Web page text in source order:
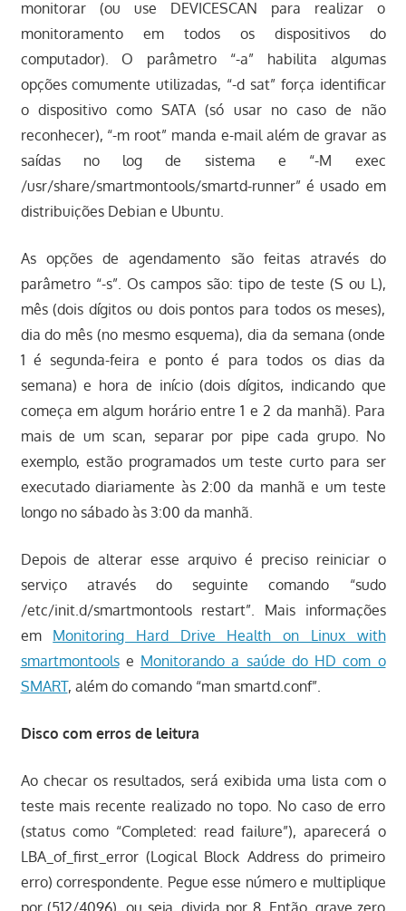
monitorar (ou use DEVICESCAN para realizar o
monitoramento em todos os dispositivos do
computador). O parâmetro “-a” habilita algumas
opções comumente utilizadas, “-d sat” força identificar
o dispositivo como SATA (só usar no caso de não
reconhecer), “-m root” manda e-mail além de gravar as
saídas no log de sistema e “-M exec
/usr/share/smartmontools/smartd-runner” é usado em
distribuições Debian e Ubuntu.
As opções de agendamento são feitas através do
parâmetro “-s”. Os campos são: tipo de teste (S ou L),
mês (dois dígitos ou dois pontos para todos os meses),
dia do mês (no mesmo esquema), dia da semana (onde
1 é segunda-feira e ponto é para todos os dias da
semana) e hora de início (dois dígitos, indicando que
começa em algum horário entre 1 e 2 da manhã). Para
mais de um scan, separar por pipe cada grupo. No
exemplo, estão programados um teste curto para ser
executado diariamente às 2:00 da manhã e um teste
longo no sábado às 3:00 da manhã.
Depois de alterar esse arquivo é preciso reiniciar o
serviço através do seguinte comando “sudo
/etc/init.d/smartmontools restart”. Mais informações
em Monitoring Hard Drive Health on Linux with
smartmontoolse Monitorando a saúde do HD com o
SMART, além do comando “man smartd.conf”.
Disco com erros de leitura
Ao checar os resultados, será exibida uma lista com o
teste mais recente realizado no topo. No caso de erro
(status como “Completed: read failure”), aparecerá o
LBA_of_first_error (Logical Block Address do primeiro
erro) correspondente. Pegue esse número e multiplique